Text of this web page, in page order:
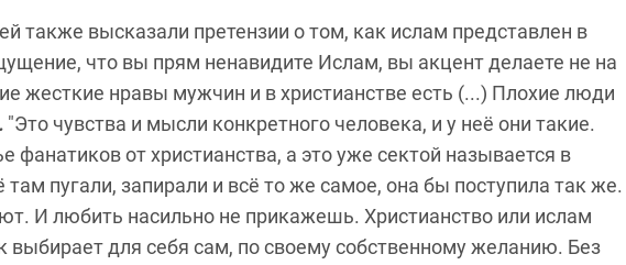
также высказали претензии о том, как ислам представлен в
что вы прям ненавидите Ислам, вы акцент делаете не на
жесткие нравы мужчин и в христианстве есть (...) Плохие люди
"Это чувства и мысли конкретного человека, и у неё они такие.
фанатиков от христианства, а это уже сектой называется в
пугали, запирали и всё то же самое, она бы поступила так же.
И любить насильно не прикажешь. Христианство или ислам
выбирает для себя сам, по своему собственному желанию. Без